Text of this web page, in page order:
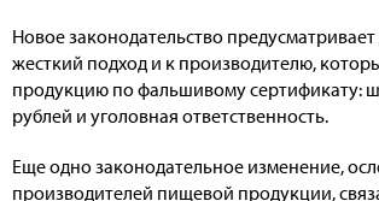
Новое законодательство
жесткий подход и к производителю,
продукцию по фальшивому сертификату:
рублей и уголовная ответственность.
Еще одно законодательное изменение,
производителей пищевой продукции,